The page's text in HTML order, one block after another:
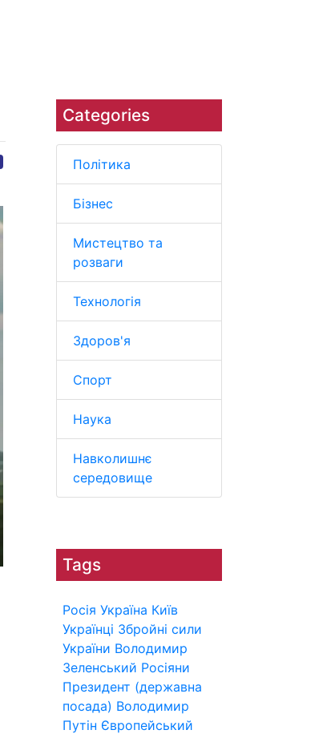
Categories
Політика
Бізнес
Мистецтво та
розваги
Технологія
Здоров'я
Спорт
Наука
Навколишнє
середовище
Tags
Росія Україна Київ
Українці Збройні сили
України Володимир
Зеленський Росіяни
Президент (державна
посада) Володимир
Путін Європейський